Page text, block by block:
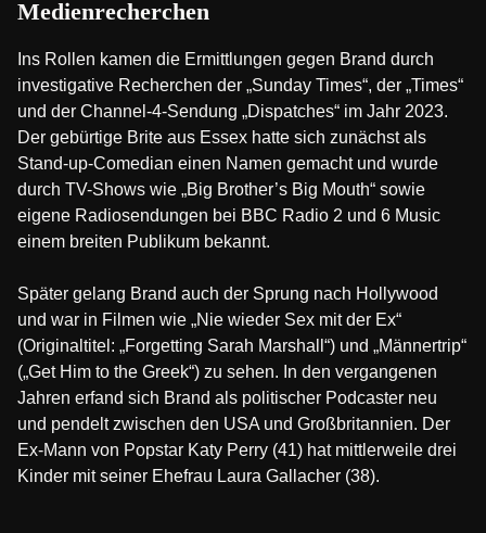
Medienrecherchen
Ins Rollen kamen die Ermittlungen gegen Brand durch
investigative Recherchen der „Sunday Times“, der „Times“
und der Channel-4-Sendung „Dispatches“ im Jahr 2023.
Der gebürtige Brite aus Essex hatte sich zunächst als
Stand-up-Comedian einen Namen gemacht und wurde
durch TV-Shows wie „Big Brother’s Big Mouth“ sowie
eigene Radiosendungen bei BBC Radio 2 und 6 Music
einem breiten Publikum bekannt.
Später gelang Brand auch der Sprung nach Hollywood
und war in Filmen wie „Nie wieder Sex mit der Ex“
(Originaltitel: „Forgetting Sarah Marshall“) und „Männertrip“
(„Get Him to the Greek“) zu sehen. In den vergangenen
Jahren erfand sich Brand als politischer Podcaster neu
und pendelt zwischen den USA und Großbritannien. Der
Ex-Mann von Popstar Katy Perry (41) hat mittlerweile drei
Kinder mit seiner Ehefrau Laura Gallacher (38).